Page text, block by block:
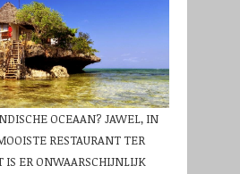
OCEAAN? JAWEL, IN
RESTAURANT TER
IS ER ONWAARSCHIJNLIJK